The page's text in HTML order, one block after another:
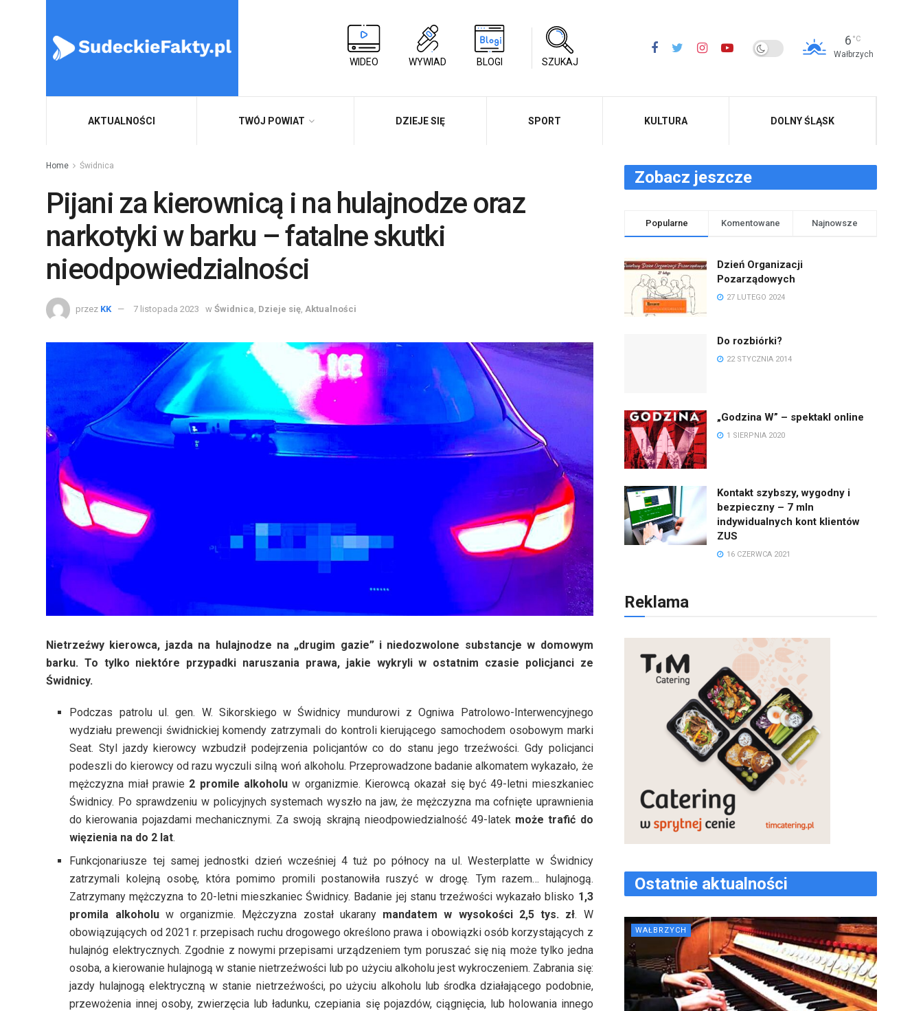
WIDEO WYWIAD BLOGI SZUKAJ
6 °C
Wałbrzych
AKTUALNOŚCI TWÓJ POWIAT DZIEJE SIĘ SPORT KULTURA DOLNY ŚLĄSK
Home Świdnica
Pijani za kierownicą i na hulajnodze oraz
narkotyki w barku – fatalne skutki
nieodpowiedzialności
przez KK 7 listopada 2023 w Świdnica Dzieje się Aktualności
Nietrzeźwy kierowca, jazda na hulajnodze na „drugim gazie” i niedozwolone substancje w domowym
barku. To tylko niektóre przypadki naruszania prawa, jakie wykryli w ostatnim czasie policjanci ze
Świdnicy.
Podczas patrolu ul. gen. W. Sikorskiego w Świdnicy mundurowi z Ogniwa Patrolowo-Interwencyjnego
wydziału prewencji świdnickiej komendy zatrzymali do kontroli kierującego samochodem osobowym marki
Seat. Styl jazdy kierowcy wzbudził podejrzenia policjantów co do stanu jego trzeźwości. Gdy policjanci
podeszli do kierowcy od razu wyczuli silną woń alkoholu. Przeprowadzone badanie alkomatem wykazało, że
mężczyzna miał prawie 2 promile alkoholuw organizmie. Kierowcą okazał się być 49-letni mieszkaniec
Świdnicy. Po sprawdzeniu w policyjnych systemach wyszło na jaw, że mężczyzna ma cofnięte uprawnienia
do kierowania pojazdami mechanicznymi. Za swoją skrajną nieodpowiedzialność 49-latek może trafić do
więzienia na do 2 lat.
Funkcjonariusze tej samej jednostki dzień wcześniej 4 tuż po północy na ul. Westerplatte w Świdnicy
zatrzymali kolejną osobę, która pomimo promili postanowiła ruszyć w drogę. Tym razem… hulajnogą.
Zatrzymany mężczyzna to 20-letni mieszkaniec Świdnicy. Badanie jej stanu trzeźwości wykazało blisko 1,3
promila alkoholu w organizmie. Mężczyzna został ukarany mandatem w wysokości 2,5 tys. zł. W
obowiązujących od 2021 r. przepisach ruchu drogowego określono prawa i obowiązki osób korzystających z
hulajnóg elektrycznych. Zgodnie z nowymi przepisami urządzeniem tym poruszać się nią może tylko jedna
osoba, a kierowanie hulajnogą w stanie nietrzeźwości lub po użyciu alkoholu jest wykroczeniem. Zabrania się:
jazdy hulajnogą elektryczną w stanie nietrzeźwości, po użyciu alkoholu lub środka działającego podobnie,
przewożenia innej osoby, zwierzęcia lub ładunku, czepiania się pojazdów, ciągnięcia, lub holowania innego
Zobacz jeszcze
Popularne Komentowane Najnowsze
Dzień Organizacji
Pozarządowych
27 LUTEGO 2024
Do rozbiórki?
22 STYCZNIA 2014
„Godzina W” – spektakl online
1 SIERPNIA 2020
Kontakt szybszy, wygodny i
bezpieczny – 7 mln
indywidualnych kont klientów
ZUS
16 CZERWCA 2021
Reklama
Ostatnie aktualności
WAŁBRZYCH